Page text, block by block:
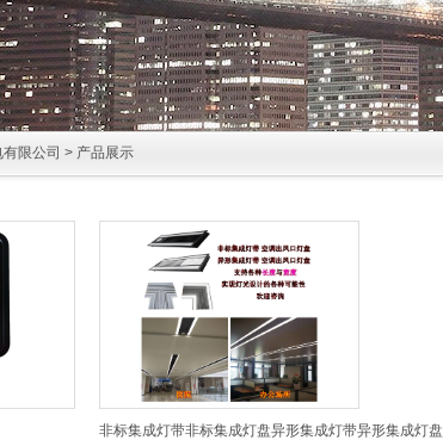
限公司 > 产品展示
非标集成灯带非标集成灯盘异形集成灯带异形集成灯盘